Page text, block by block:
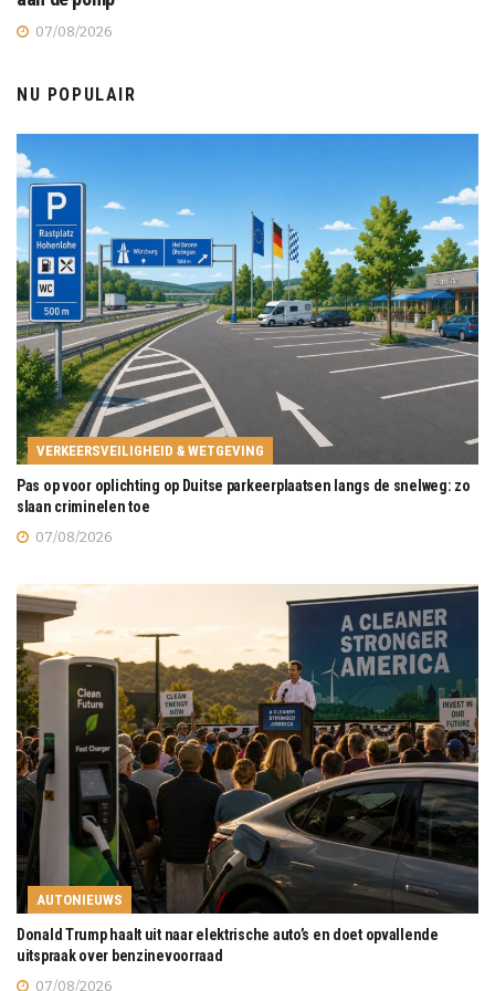
07/08/2026
NU POPULAIR
VERKEERSVEILIGHEID & WETGEVING
Pas op voor oplichting op Duitse parkeerplaatsen langs de snelweg: zo
slaan criminelen toe
07/08/2026
AUTONIEUWS
Donald Trump haalt uit naar elektrische auto’s en doet opvallende
uitspraak over benzinevoorraad
07/08/2026